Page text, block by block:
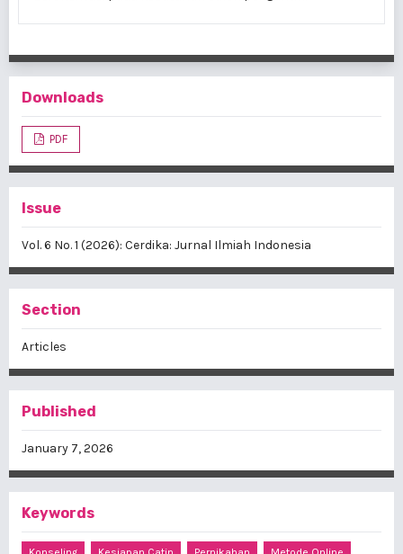
Downloads
PDF
Issue
Vol. 6 No. 1 (2026): Cerdika: Jurnal Ilmiah Indonesia
Section
Articles
Published
January 7, 2026
Keywords